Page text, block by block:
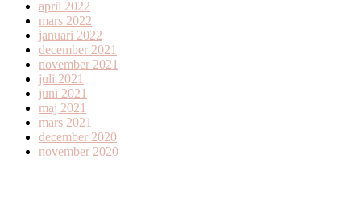
april 2022
mars 2022
januari 2022
december 2021
november 2021
juli 2021
juni 2021
maj 2021
mars 2021
december 2020
november 2020